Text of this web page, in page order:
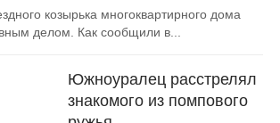
козырька многоквартирного дома
делом. Как сообщили в...
Южноуралец расстрелял
знакомого из помпового